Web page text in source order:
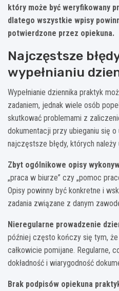
który może być weryfikowany
dlatego wszystkie wpisy
potwierdzone przez opiekuna.
Najczęstsze
wypełnianiu
Wypełnianie dziennika praktyk
zadaniem, jednak wiele osób
skutkować problemami z
dokumentacji przy ubieganiu się
najczęstsze błędy, których należy
Zbyt ogólnikowe opisy
„praca w biurze” czy „pomoc
Opisy powinny być konkretne i
zadania związane z danym
Nieregularne prowadzenie
później często kończy się tym, że
całkowicie pomijane. Regularne,
dokładność i wiarygodność
Brak podpisów opiekuna